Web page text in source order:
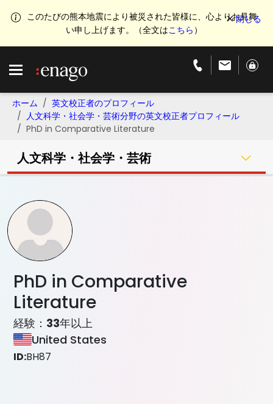
このたびの熊本地震により被災された皆様に、心よりお見舞
い申し上げます。（全文はこちら ）
ホーム
英文校正者のプロフィール
人文科学・社会学・芸術分野の英文校正者プロフィール
PhD in Comparative Literature
人文科学・社会学・芸術
PhD in Comparative
Literature
経験： 33年以上
United States
ID:BH87